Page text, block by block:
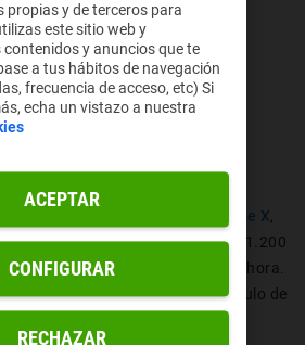
velocidad
las que está (como no) Space X,
transporte para viajar a más de 1.200
de Barcelona a Madrid en media hora.
nos daría tiempo a ver un capítulo de
propias y de terceros para
este sitio web y
contenidos y anuncios que te
a tus hábitos de navegación
frecuencia de acceso, etc) Si
echa un vistazo a nuestra
RECHAZAR
ACEPTAR
CONFIGURAR